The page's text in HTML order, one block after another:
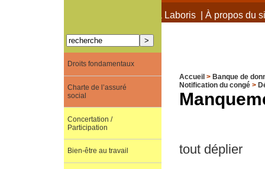
À propos de Terra Laboris| À propos du
Accueil > Banque de
Notification du congé>
tout déplier
Droits fondamentaux
Charte de l’assuré
social
Concertation /
Participation
Bien-être au travail